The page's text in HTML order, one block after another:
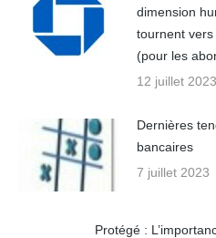
dimension
tournent
(pour les
12 juillet 2023
Dernières
bancaires
7 juillet 2023
Protégé :